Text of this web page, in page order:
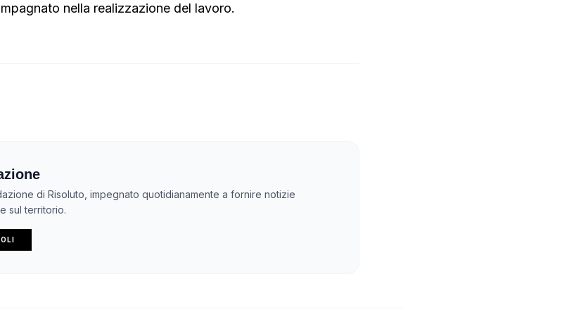
nella realizzazione del lavoro.
di Risoluto, impegnato quotidianamente a fornire notizie
sul territorio.